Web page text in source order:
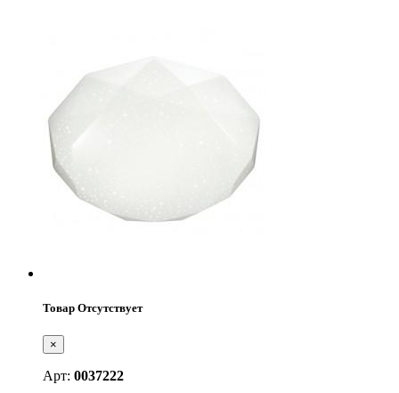
Товар Отсутствует
×
Арт: 0037222